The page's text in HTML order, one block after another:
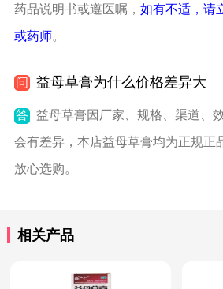
药品说明书或遵医嘱， 如有不适，请
或药师。
问 益母草膏为什么价格差异大
答 益母草膏因厂家、规格、渠道、
会有差异，本店益母草膏均为正规正
放心选购。
相关产品